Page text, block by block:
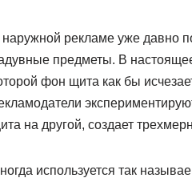
наружной рекламе уже давно
предметы. В
фон щита как бы
на другой, создает
используется так